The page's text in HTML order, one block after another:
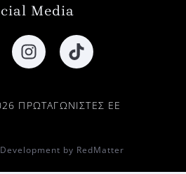
Media
ΠΡΩΤΑΓΩΝΙΣΤΕΣ ΕΕ
by RedMatter